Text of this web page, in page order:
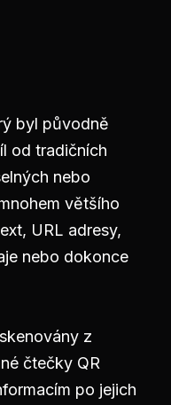
byl původně
od tradičních
nebo
většího
URL adresy,
nebo dokonce
z
čtečky QR
po jejich